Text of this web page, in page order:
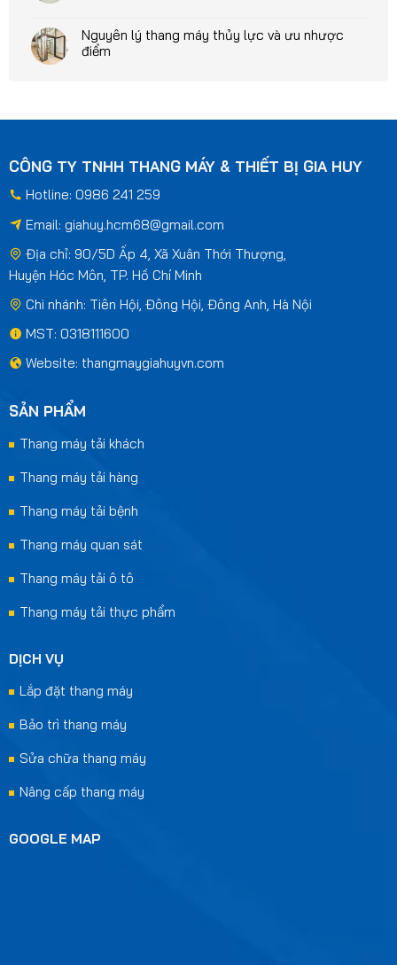
Nguyên lý thang máy thủy lực và ưu nhược
điểm
CÔNG TY TNHH THANG MÁY & THIẾT BỊ GIA HUY
Hotline: 0986 241 259
Email: giahuy.hcm68@gmail.com
Địa chỉ: 90/5D Ấp 4, Xã Xuân Thới Thượng,
Huyện Hóc Môn, TP. Hồ Chí Minh
Chi nhánh: Tiên Hội, Đông Hội, Đông Anh, Hà Nội
MST: 0318111600
Website: thangmaygiahuyvn.com
SẢN PHẨM
Thang máy tải khách
Thang máy tải hàng
Thang máy tải bệnh
Thang máy quan sát
Thang máy tải ô tô
Thang máy tải thực phẩm
DỊCH VỤ
Lắp đặt thang máy
Bảo trì thang máy
Sửa chữa thang máy
Nâng cấp thang máy
GOOGLE MAP